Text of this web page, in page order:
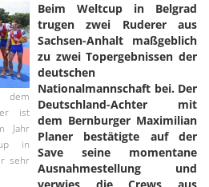
dem
ist
Jahr
in
sehr
Beim Weltcup in Belgrad
trugen zwei Ruderer aus
Sachsen-Anhalt maßgeblich
zu zwei Topergebnissen der
deutschen
Nationalmannschaft bei. Der
Deutschland-Achter mit
dem Bernburger Maximilian
Planer bestätigte auf der
Save seine momentane
Ausnahmestellung und